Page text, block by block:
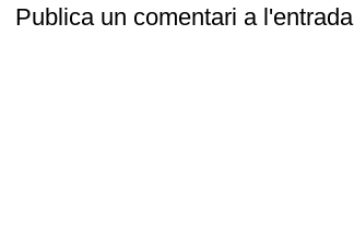
Publica un comentari a l'entrada